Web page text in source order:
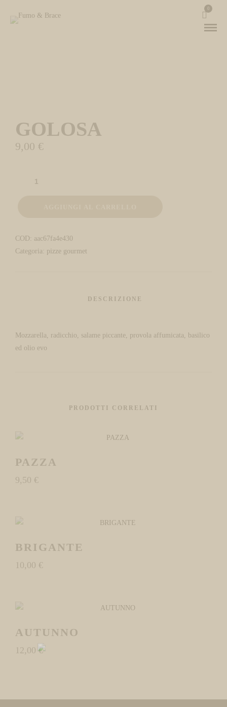
GOLOSA
9,00 €
COD: aac67fa4e430
Categoria: pizze gourmet
Mozzarella, radicchio, salame piccante, provola affumicata, basilico
ed olio evo
PRODOTTI CORRELATI
PAZZA
9,50 €
BRIGANTE
10,00 €
AUTUNNO
12,00€